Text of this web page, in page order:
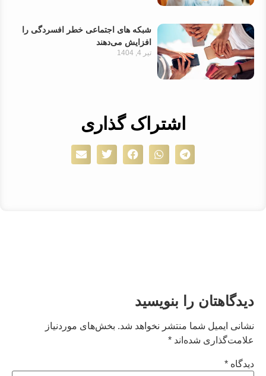
شبکه های اجتماعی خطر افسردگی را
افزایش می‌دهند
تیر 4, 1404
اشتراک گذاری
دیدگاهتان را بنویسید
نشانی ایمیل شما منتشر نخواهد شد. بخش‌های موردنیاز
علامت‌گذاری شده‌اند *
دیدگاه *